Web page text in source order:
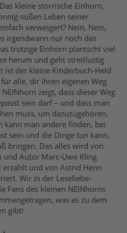
kleine störrische Einhorn,
süßen Leben seiner
verweigert? Nein, Nein,
irgendwann nur noch das
trotzige Einhorn plantscht viel
herum und geht streitlustig
ist der kleine Kinderbuch-Held
alle, dir ihren eigenen Weg
zeigt, dass dieser Weg
sein darf – und dass man
muss, um dazuzugehören.
kann man andere finden, bei
sein und die Dinge tun kann,
bringen. Das alles wird von
und Autor Marc-Uwe Kling
und von Astrid Henn
Wir in der Leseliebe-
Fans des kleinen NEINhorns
was es zu dem
gibt!